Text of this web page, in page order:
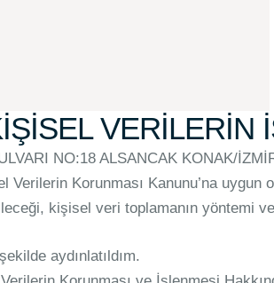
VERİLERİN
NO:18 ALSANCAK KONAK/
Verilerin Korunması Kanunu’na
kişisel veri toplamanın yöntemi
aydınlatıldım.